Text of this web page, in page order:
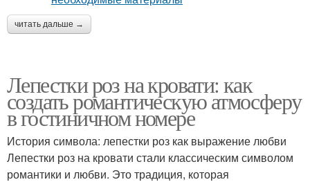
читать дальше →
Лепестки роз на кровати: как
создать романтическую атмосферу
в гостиничном номере
История символа: лепестки роз как выражение любви
Лепестки роз на кровати стали классическим символом
романтики и любви. Это традиция, которая